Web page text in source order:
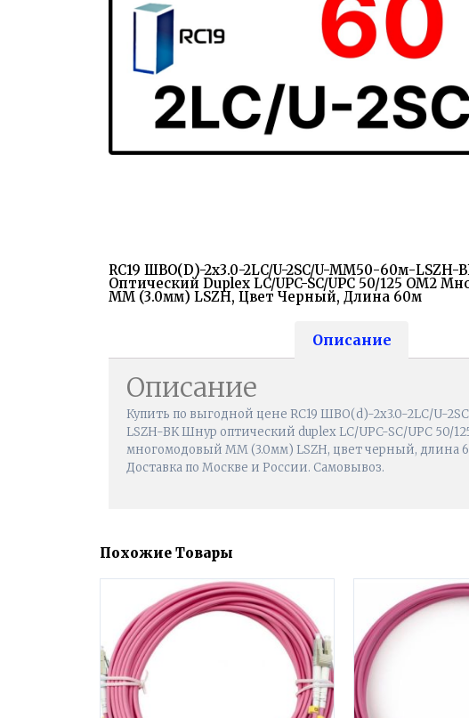
RC19 ШВО(d)-2х3.0-2LC/U-2SC/U-MM50-60м-LSZH-
Оптический Duplex LC/UPC-SC/UPC 50/125 OM2
MM (3.0мм) LSZH, Цвет Черный, Длина 60м
Описание
Описание
Купить по выгодной цене RC19 ШВО(d)-2х3.0-2LC/U-
LSZH-BK Шнур оптический duplex LC/UPC-SC/UPC 50/
многомодовый MM (3.0мм) LSZH, цвет черный, длина
Доставка по Москве и России. Самовывоз.
Похожие Товары